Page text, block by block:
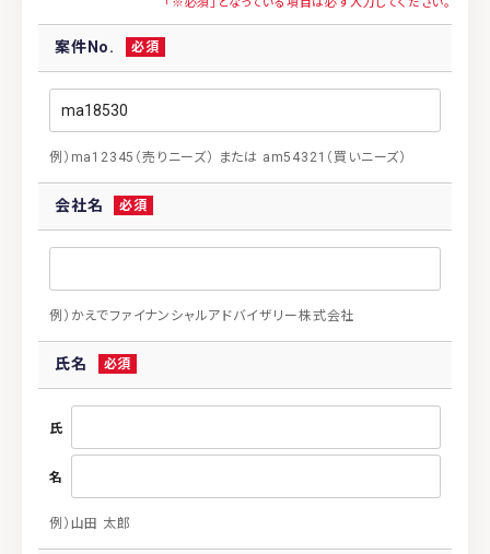
案件No.
例）ma12345（売りニーズ） または am54321（買いニーズ）
会社名
例）かえでファイナンシャルアドバイザリー株式会社
氏名
氏
名
例）山田 太郎